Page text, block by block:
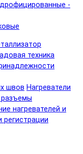
-
техника
швов Нагреватели
нагревателей и